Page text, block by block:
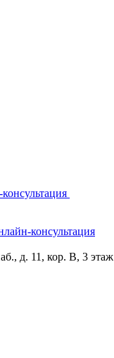
консультация
д. 11, кор. В, 3 этаж